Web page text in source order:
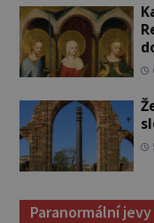
Paranormální jevy